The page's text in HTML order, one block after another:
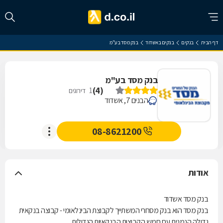
דף הבית בנקים בנקים באשדוד בנק מסד בע"מ
בנק מסד בע"מ
(
4
)
1 דירוגים
הבנים 7, אשדוד
08-8621200
אודות
בנק מסד אשדוד
בנק מסד הוא בנק מסחרי המשתייך לקבוצת הבינלאומי - קבוצה בנקאית